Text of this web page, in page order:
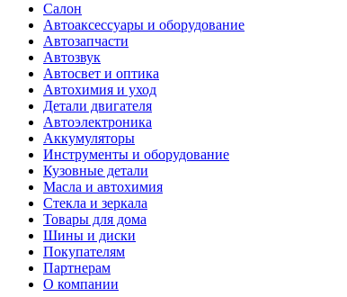
Салон
Автоаксессуары и оборудование
Автозапчасти
Автозвук
Автосвет и оптика
Автохимия и уход
Детали двигателя
Автоэлектроника
Аккумуляторы
Инструменты и оборудование
Кузовные детали
Масла и автохимия
Стекла и зеркала
Товары для дома
Шины и диски
Покупателям
Партнерам
О компании